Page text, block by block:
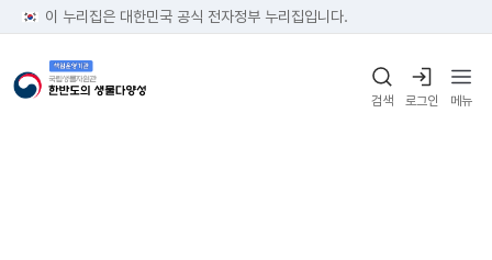
이 누리집은 대한민국 공식 전자정부 누리집입니다.
검색 로그인 메뉴